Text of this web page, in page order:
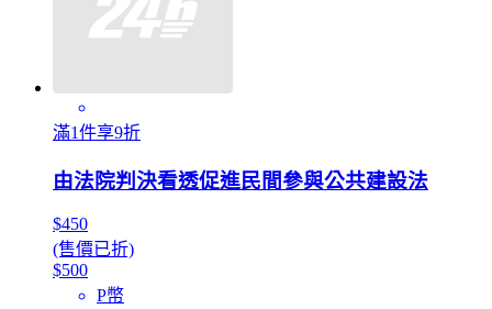
滿1件享9折
由法院判決看透促進民間參與公共建設法
$450
(售價已折)
$500
P幣